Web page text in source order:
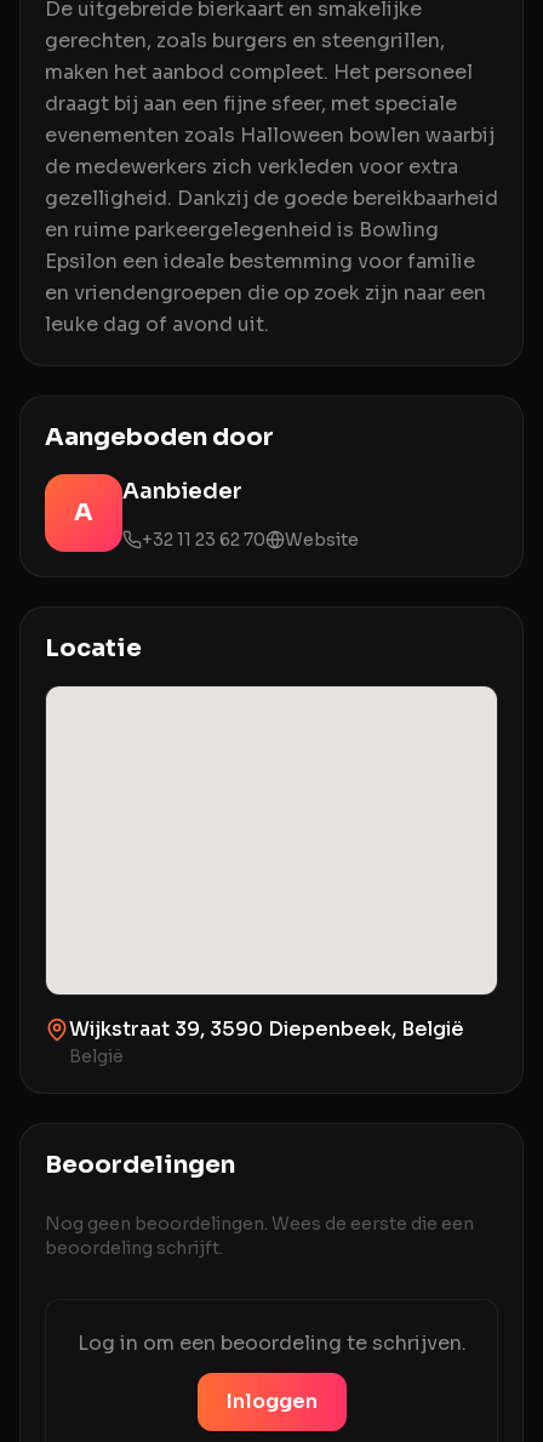
De uitgebreide bierkaart en smakelijke
gerechten, zoals burgers en steengrillen,
maken het aanbod compleet. Het personeel
draagt bij aan een fijne sfeer, met speciale
evenementen zoals Halloween bowlen waarbij
de medewerkers zich verkleden voor extra
gezelligheid. Dankzij de goede bereikbaarheid
en ruime parkeergelegenheid is Bowling
Epsilon een ideale bestemming voor familie
en vriendengroepen die op zoek zijn naar een
leuke dag of avond uit.
Aangeboden door
A
Aanbieder
+32 11 23 62 70 Website
Locatie
Wijkstraat 39, 3590 Diepenbeek, België
België
Beoordelingen
Nog geen beoordelingen. Wees de eerste die een
beoordeling schrijft.
Log in om een beoordeling te schrijven.
Inloggen